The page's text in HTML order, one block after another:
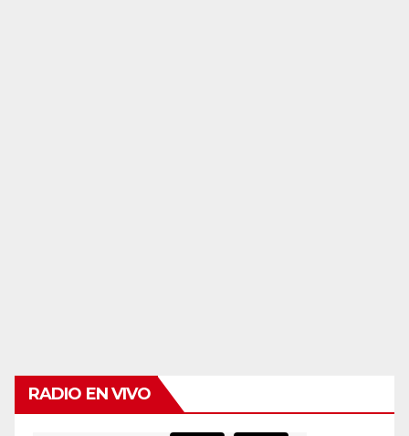
RADIO EN VIVO